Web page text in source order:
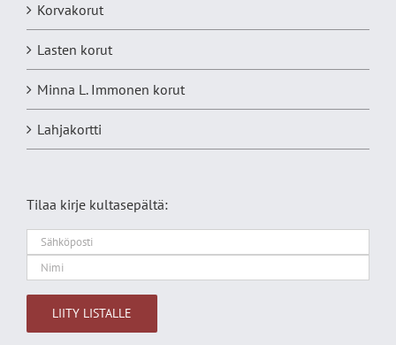
Korvakorut
Lasten korut
Minna L. Immonen korut
Lahjakortti
Tilaa kirje kultasepältä: